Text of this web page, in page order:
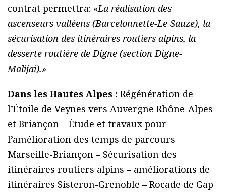
contrat permettra: «La réalisation des
ascenseurs valléens (Barcelonnette-Le Sauze), la
sécurisation des itinéraires routiers alpins, la
desserte routière de Digne (section Digne-
Malijai).»
Dans les Hautes Alpes : Régénération de
l’Étoile de Veynes vers Auvergne Rhône-Alpes
et Briançon – Étude et travaux pour
l’amélioration des temps de parcours
Marseille-Briançon – Sécurisation des
itinéraires routiers alpins – améliorations de
itinéraires Sisteron-Grenoble – Rocade de Gap